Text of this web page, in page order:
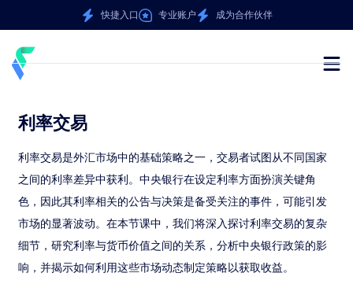
快捷入口 专业账户 成为合作伙伴
利率交易
利率交易是外汇市场中的基础策略之一，交易者试图从不同国家
之间的利率差异中获利。中央银行在设定利率方面扮演关键角
色，因此其利率相关的公告与决策是备受关注的事件，可能引发
市场的显著波动。在本节课中，我们将深入探讨利率交易的复杂
细节，研究利率与货币价值之间的关系，分析中央银行政策的影
响，并揭示如何利用这些市场动态制定策略以获取收益。